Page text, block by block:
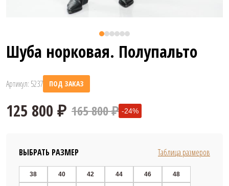
Шуба норковая. Полупальто
Артикул: 5237 ПОД ЗАКАЗ
165 800 ₽ -24%
ВЫБРАТЬ РАЗМЕР Таблица размеров
38 40 42 44 46 48